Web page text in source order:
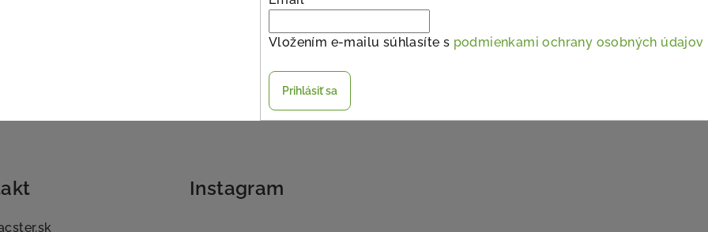
Vložením e-mailu súhlasíte s podmienkami ochrany osobných údajov
Prihlásiť sa
Instagram